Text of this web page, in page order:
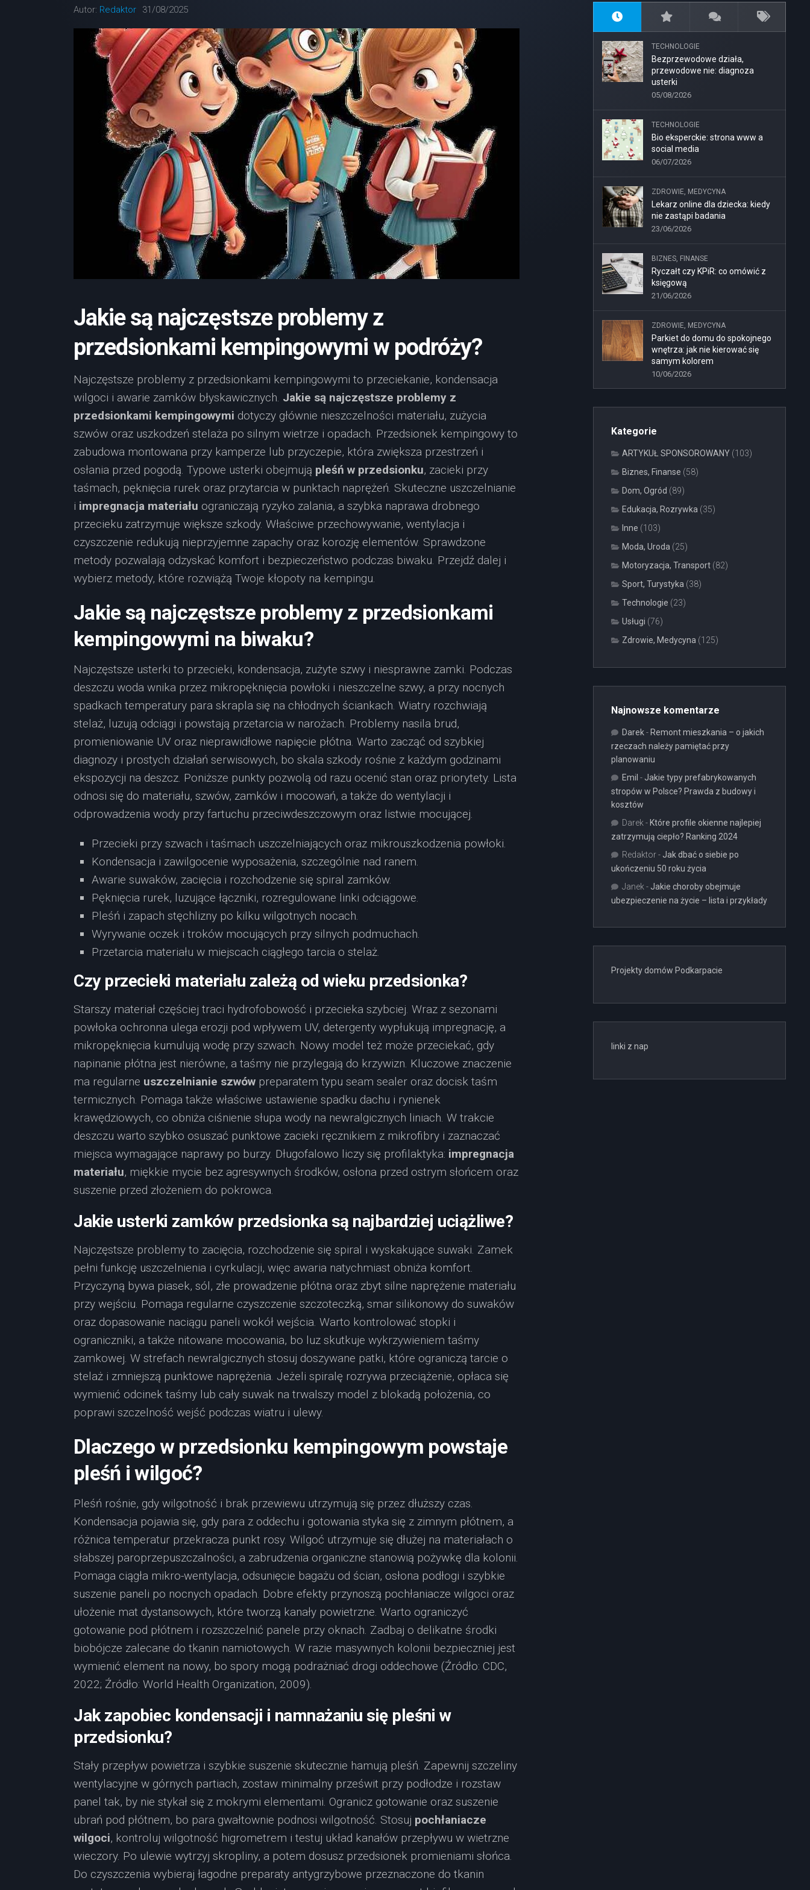
Autor: Redaktor 31/08/2025
Jakie są najczęstsze problemy z
przedsionkami kempingowymi w podróży?
Najczęstsze problemy z przedsionkami kempingowymi to przeciekanie, kondensacja
wilgoci i awarie zamków błyskawicznych. Jakie są najczęstsze problemy z
przedsionkami kempingowymi dotyczy głównie nieszczelności materiału, zużycia
szwów oraz uszkodzeń stelaża po silnym wietrze i opadach. Przedsionek kempingowy to
zabudowa montowana przy kamperze lub przyczepie, która zwiększa przestrzeń i
osłania przed pogodą. Typowe usterki obejmują pleśń w przedsionku, zacieki przy
taśmach, pęknięcia rurek oraz przytarcia w punktach naprężeń. Skuteczne uszczelnianie
i impregnacja materiału ograniczają ryzyko zalania, a szybka naprawa drobnego
przecieku zatrzymuje większe szkody. Właściwe przechowywanie, wentylacja i
czyszczenie redukują nieprzyjemne zapachy oraz korozję elementów. Sprawdzone
metody pozwalają odzyskać komfort i bezpieczeństwo podczas biwaku. Przejdź dalej i
wybierz metody, które rozwiążą Twoje kłopoty na kempingu.
Jakie są najczęstsze problemy z przedsionkami
kempingowymi na biwaku?
Najczęstsze usterki to przecieki, kondensacja, zużyte szwy i niesprawne zamki. Podczas
deszczu woda wnika przez mikropęknięcia powłoki i nieszczelne szwy, a przy nocnych
spadkach temperatury para skrapla się na chłodnych ściankach. Wiatry rozchwiają
stelaż, luzują odciągi i powstają przetarcia w narożach. Problemy nasila brud,
promieniowanie UV oraz nieprawidłowe napięcie płótna. Warto zacząć od szybkiej
diagnozy i prostych działań serwisowych, bo skala szkody rośnie z każdym godzinami
ekspozycji na deszcz. Poniższe punkty pozwolą od razu ocenić stan oraz priorytety. Lista
odnosi się do materiału, szwów, zamków i mocowań, a także do wentylacji i
odprowadzenia wody przy fartuchu przeciwdeszczowym oraz listwie mocującej.
Przecieki przy szwach i taśmach uszczelniających oraz mikrouszkodzenia powłoki.
Kondensacja i zawilgocenie wyposażenia, szczególnie nad ranem.
Awarie suwaków, zacięcia i rozchodzenie się spiral zamków.
Pęknięcia rurek, luzujące łączniki, rozregulowane linki odciągowe.
Pleśń i zapach stęchlizny po kilku wilgotnych nocach.
Wyrywanie oczek i troków mocujących przy silnych podmuchach.
Przetarcia materiału w miejscach ciągłego tarcia o stelaż.
Czy przecieki materiału zależą od wieku przedsionka?
Starszy materiał częściej traci hydrofobowość i przecieka szybciej. Wraz z sezonami
powłoka ochronna ulega erozji pod wpływem UV, detergenty wypłukują impregnację, a
mikropęknięcia kumulują wodę przy szwach. Nowy model też może przeciekać, gdy
napinanie płótna jest nierówne, a taśmy nie przylegają do krzywizn. Kluczowe znaczenie
ma regularne uszczelnianie szwów preparatem typu seam sealer oraz docisk taśm
termicznych. Pomaga także właściwe ustawienie spadku dachu i rynienek
krawędziowych, co obniża ciśnienie słupa wody na newralgicznych liniach. W trakcie
deszczu warto szybko osuszać punktowe zacieki ręcznikiem z mikrofibry i zaznaczać
miejsca wymagające naprawy po burzy. Długofalowo liczy się profilaktyka: impregnacja
materiału, miękkie mycie bez agresywnych środków, osłona przed ostrym słońcem oraz
suszenie przed złożeniem do pokrowca.
Jakie usterki zamków przedsionka są najbardziej uciążliwe?
Najczęstsze problemy to zacięcia, rozchodzenie się spiral i wyskakujące suwaki. Zamek
pełni funkcję uszczelnienia i cyrkulacji, więc awaria natychmiast obniża komfort.
Przyczyną bywa piasek, sól, złe prowadzenie płótna oraz zbyt silne naprężenie materiału
przy wejściu. Pomaga regularne czyszczenie szczoteczką, smar silikonowy do suwaków
oraz dopasowanie naciągu paneli wokół wejścia. Warto kontrolować stopki i
ograniczniki, a także nitowane mocowania, bo luz skutkuje wykrzywieniem taśmy
zamkowej. W strefach newralgicznych stosuj doszywane patki, które ograniczą tarcie o
stelaż i zmniejszą punktowe naprężenia. Jeżeli spiralę rozrywa przeciążenie, opłaca się
wymienić odcinek taśmy lub cały suwak na trwalszy model z blokadą położenia, co
poprawi szczelność wejść podczas wiatru i ulewy.
Dlaczego w przedsionku kempingowym powstaje
pleśń i wilgoć?
Pleśń rośnie, gdy wilgotność i brak przewiewu utrzymują się przez dłuższy czas.
Kondensacja pojawia się, gdy para z oddechu i gotowania styka się z zimnym płótnem, a
różnica temperatur przekracza punkt rosy. Wilgoć utrzymuje się dłużej na materiałach o
słabszej paroprzepuszczalności, a zabrudzenia organiczne stanowią pożywkę dla kolonii.
Pomaga ciągła mikro-wentylacja, odsunięcie bagażu od ścian, osłona podłogi i szybkie
suszenie paneli po nocnych opadach. Dobre efekty przynoszą pochłaniacze wilgoci oraz
ułożenie mat dystansowych, które tworzą kanały powietrzne. Warto ograniczyć
gotowanie pod płótnem i rozszczelnić panele przy oknach. Zadbaj o delikatne środki
biobójcze zalecane do tkanin namiotowych. W razie masywnych kolonii bezpieczniej jest
wymienić element na nowy, bo spory mogą podrażniać drogi oddechowe (Źródło: CDC,
2022; Źródło: World Health Organization, 2009).
Jak zapobiec kondensacji i namnażaniu się pleśni w
przedsionku?
Stały przepływ powietrza i szybkie suszenie skutecznie hamują pleśń. Zapewnij szczeliny
wentylacyjne w górnych partiach, zostaw minimalny prześwit przy podłodze i rozstaw
panel tak, by nie stykał się z mokrymi elementami. Ogranicz gotowanie oraz suszenie
ubrań pod płótnem, bo para gwałtownie podnosi wilgotność. Stosuj pochłaniacze
wilgoci, kontroluj wilgotność higrometrem i testuj układ kanałów przepływu w wietrzne
wieczory. Po ulewie wytrzyj skropliny, a potem dosusz przedsionek promieniami słońca.
Do czyszczenia wybieraj łagodne preparaty antygrzybowe przeznaczone do tkanin
TECHNOLOGIE
Bezprzewodowe działa,
przewodowe nie: diagnoza
usterki
05/08/2026
TECHNOLOGIE
Bio eksperckie: strona www a
social media
06/07/2026
ZDROWIE, MEDYCYNA
Lekarz online dla dziecka: kiedy
nie zastąpi badania
23/06/2026
BIZNES, FINANSE
Ryczałt czy KPiR: co omówić z
księgową
21/06/2026
ZDROWIE, MEDYCYNA
Parkiet do domu do spokojnego
wnętrza: jak nie kierować się
samym kolorem
10/06/2026
Kategorie
ARTYKUŁ SPONSOROWANY (103)
Biznes, Finanse (58)
Dom, Ogród (89)
Edukacja, Rozrywka (35)
Inne (103)
Moda, Uroda (25)
Motoryzacja, Transport (82)
Sport, Turystyka (38)
Technologie (23)
Usługi (76)
Zdrowie, Medycyna (125)
Najnowsze komentarze
Darek- Remont mieszkania – o jakich
rzeczach należy pamiętać przy
planowaniu
Emil - Jakie typy prefabrykowanych
stropów w Polsce? Prawda z budowy i
kosztów
Darek - Które profile okienne najlepiej
zatrzymują ciepło? Ranking 2024
Redaktor- Jak dbać o siebie po
ukończeniu 50 roku życia
Janek - Jakie choroby obejmuje
ubezpieczenie na życie – lista i przykłady
Projekty domów Podkarpacie
linki z nap